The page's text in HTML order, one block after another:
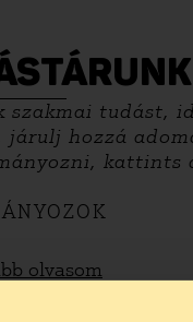
szakmai
hozzá
kattints
olvasom